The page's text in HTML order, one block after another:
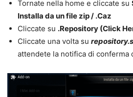
Tornate nella home e cliccate su
Installa da un file zip / .Caz
Cliccate su .Repository (Click
Cliccate una volta su
attendete la notifica di conferma